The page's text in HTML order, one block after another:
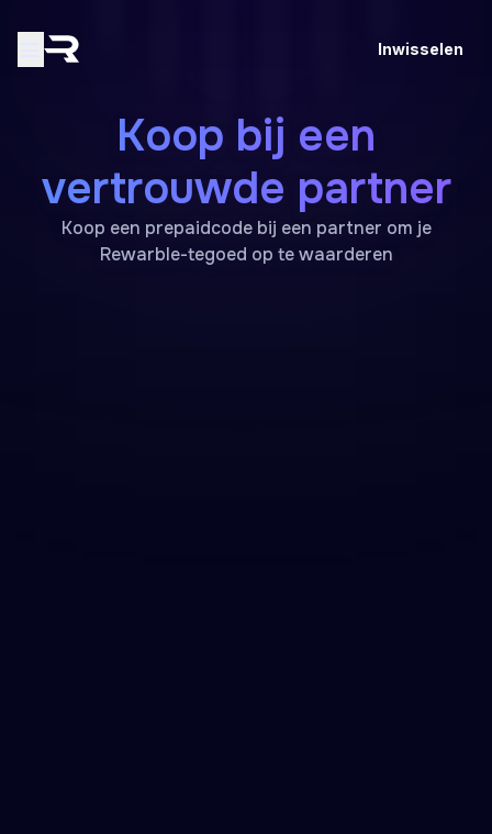
Inwisselen
Koop bij een
vertrouwde partner
Koop een prepaidcode bij een partner om je
Rewarble-tegoed op te waarderen